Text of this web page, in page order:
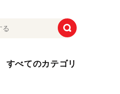
すべてのカテゴリ